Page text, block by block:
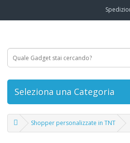
Seleziona una Categoria
Shopper personalizzate in TNT